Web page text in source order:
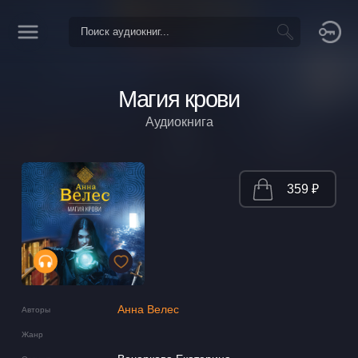
Магия крови
Аудиокнига
Авторы Анна Велес
Жанр
359 ₽